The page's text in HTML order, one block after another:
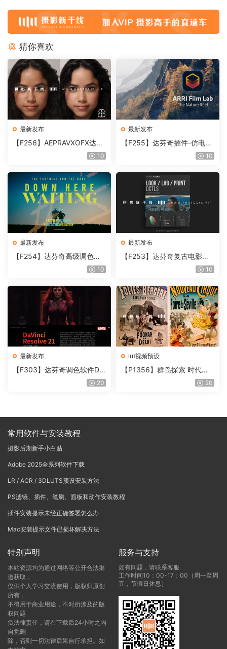
猜你喜欢
最新发布
【F256】AEPRAVXOFX达芬
奇视频人像磨皮润肤美颜插件
10
最新发布
【F255】达芬奇插件-仿电影
胶片视频调色插件 ARRI Film
10
最新发布
【F254】达芬奇高级调色插
件 Contour V2.2.2 WinMac10
最新发布
【F253】达芬奇复古电影胶
片质感DCTL节点调色预设 M
T V4.0
10
最新发布
【F303】达芬奇调色软件Da
Vinci Resolve Studio21.0.320
lut视频预设
【P1356】群岛探索 时代马
戏团 – QUEST 60 调色预设A
20
常用软件与安装教程
摄影后期新手小白贴
Adobe 2025全系列软件下载
LR / ACR / 3DLUTS预设安装方法
PS滤镜、插件、笔刷、面板和动作安装教程
插件安装提示未经正确签署怎么办
Mac安装提示文件已损坏解决方法
特别声明
本站资源均为通过网络等公开合法渠
道获取，
仅供个人学习交流使用，版权归原创
所有，
不得用于商业用途，不对所涉及的版
权问题
负法律责任，请在下载后24小时之内
自觉删
除，否则一切法律后果自行承担。如
服务与支持
如有问题，请联系客服
工作时间10：00-17：00（周一至周
五，节假日休息）